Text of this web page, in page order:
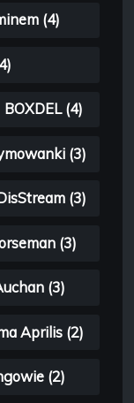
(4)
BOXDEL (4)
(3)
(3)
(3)
(3)
Aprilis (2)
(2)